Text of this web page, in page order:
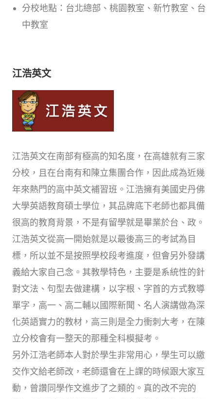
分校地點：台北總部、桃園教室、新竹教室、台
中教室
江浩英文
江浩英文在南部有極高的知名度，在高雄就有三家
分校，且在台南有和陳立集團合作，因此成為近幾
年來熱門的高中英文補習班。江浩擁有美國史丹佛
大學英語教育碩士學位，其品牌底下老師也都具備
很高的教育背景，不是有留學就是畢業於台、政。
江浩英文從高一開始就是以最後高三的考試為目
標，所以並不是按照學校段考進度，但會另外發講
義給大家自己念。其教學特色，主要是系統性的針
對文法、句型去做建構，以字根、字首的方式教導
單字，高一、高二輔以國際新聞、名人演講做為深
化英語實力的教材，高三則是全力衝刺大考，在陳
立分校會有一整天的那種全科模擬考。
另外江浩老師本人對於學生非常用心，學生可以繳
交作文給老師改，老師還會在上課的時候跟大家互
動，曾讚同學作文進步了之類的。真的改不完的